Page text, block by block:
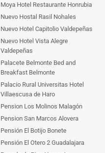
Moya Hotel Restaurante Honrubia
Nuevo Hostal Rasil Nohales
Nuevo Hotel Capitolio Valdepeñas
Nuevo Hotel Vista Alegre
Valdepeñas
Palacete Belmonte Bed and
Breakfast Belmonte
Palacio Rural Universitas Hotel
Villaescusa de Haro
Pension Los Molinos Malagón
Pension San Marcos Alovera
Pensión El Botijo Bonete
Pensión El Otero 2 Guadalajara